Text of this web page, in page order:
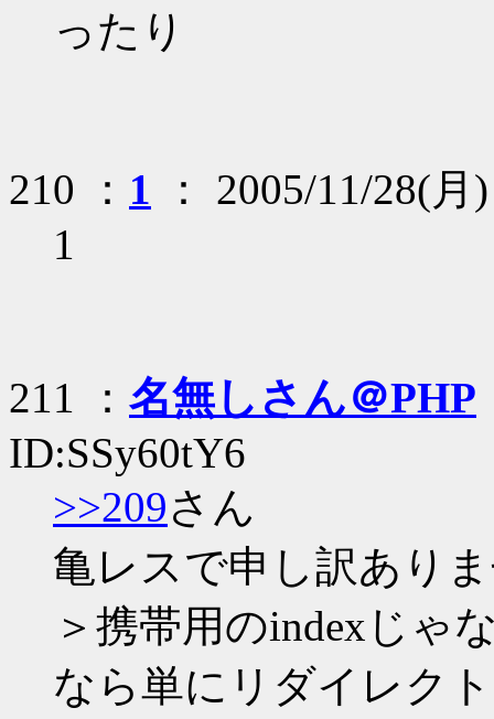
ったり
210 ： 1
： 2005/11/28(
1
211 ： 名無しさん＠PHP
ID:SSy60tY6
>>209さん
亀レスで申し訳あり
＞携帯用のindexじゃ
なら単にリダイレク